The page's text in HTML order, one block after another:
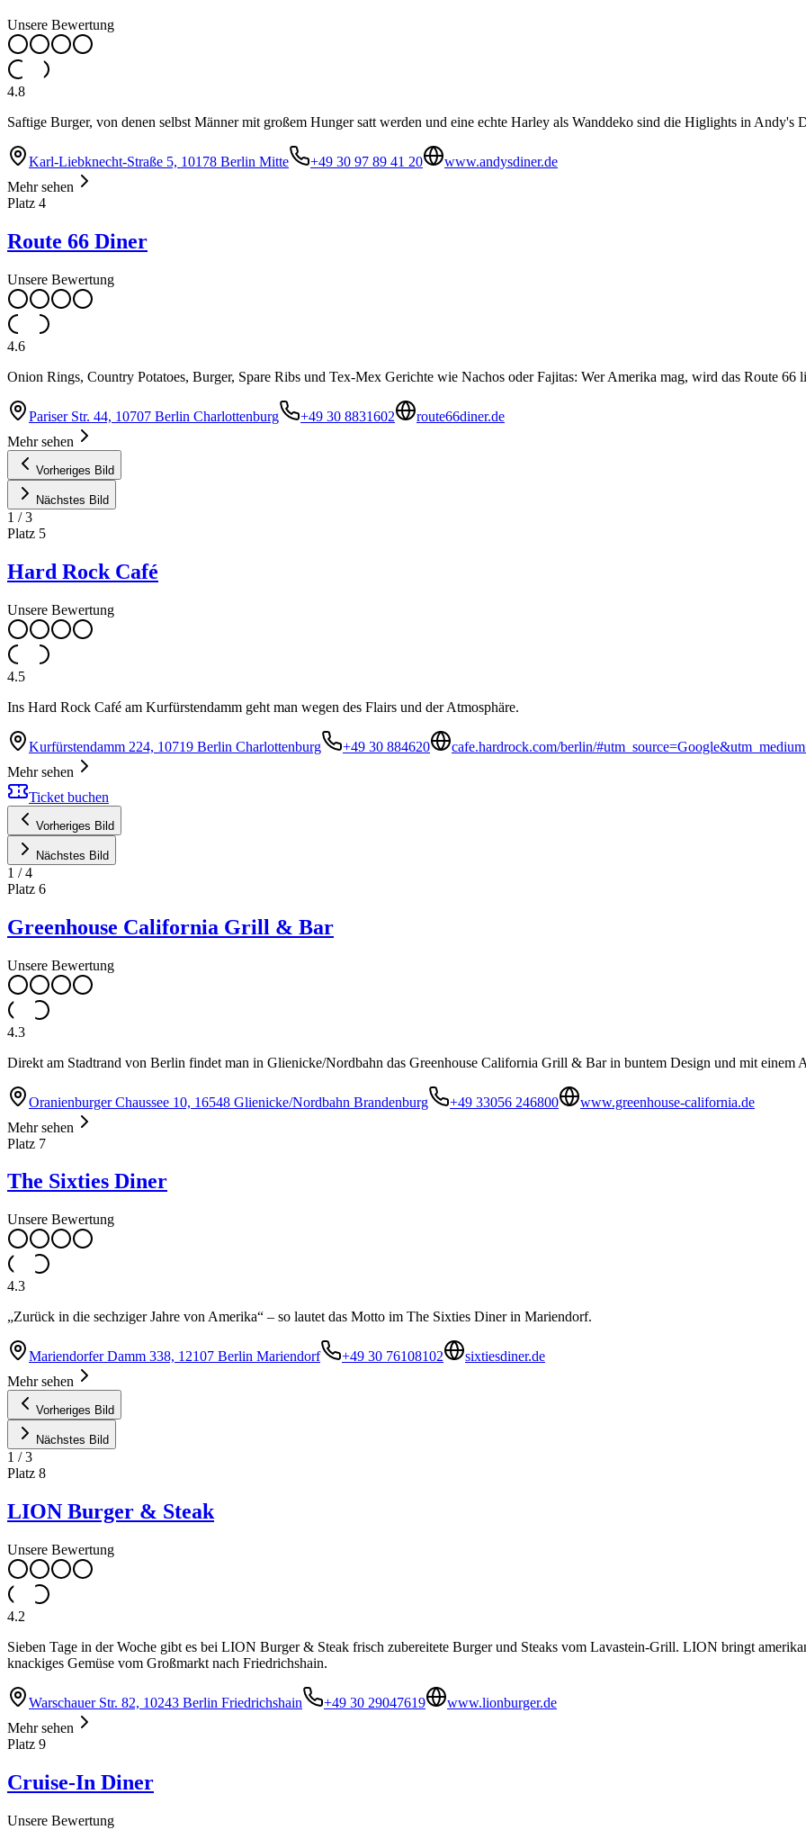
Unsere Bewertung
4.8
Saftige Burger, von denen selbst Männer mit großem Hunger satt werden und eine echte Harley als Wanddeko sind die Higlights in Andy's
Karl-Liebknecht-Straße 5, 10178 Berlin Mitte +49 30 97 89 41 20
www.andysdiner.de
Mehr sehen
Platz 4
Route 66 Diner
Unsere Bewertung
4.6
Onion Rings, Country Potatoes, Burger, Spare Ribs und Tex-Mex Gerichte wie Nachos oder Fajitas: Wer Amerika mag, wird das Route 66
Pariser Str. 44, 10707 Berlin Charlottenburg +49 30 8831602
route66diner.de
Mehr sehen
Vorheriges Bild
Nächstes Bild
1 /3
Platz 5
Hard Rock Café
Unsere Bewertung
4.5
Ins Hard Rock Café am Kurfürstendamm geht man wegen des Flairs und der Atmosphäre.
Kurfürstendamm 224, 10719 Berlin Charlottenburg +49 30 884620
cafe.hardrock.com/berlin/
Mehr sehen
Ticket buchen
Vorheriges Bild
Nächstes Bild
1 /4
Platz 6
Greenhouse California Grill & Bar
Unsere Bewertung
4.3
Direkt am Stadtrand von Berlin findet man in Glienicke/Nordbahn das Greenhouse California Grill & Bar in buntem Design und mit einem
Oranienburger Chaussee 10, 16548 Glienicke/Nordbahn Brandenburg +49 33056 246800
www.greenhouse-california.de
Mehr sehen
Platz 7
The Sixties Diner
Unsere Bewertung
4.3
„Zurück in die sechziger Jahre von Amerika“ – so lautet das Motto im The Sixties Diner in Mariendorf.
Mariendorfer Damm 338, 12107 Berlin Mariendorf +49 30 76108102
sixtiesdiner.de
Mehr sehen
Vorheriges Bild
Nächstes Bild
1 /3
Platz 8
LION Burger & Steak
Unsere Bewertung
4.2
Sieben Tage in der Woche gibt es bei LION Burger & Steak frisch zubereitete Burger und Steaks vom Lavastein-Grill. LION bringt
knackiges Gemüse vom Großmarkt nach Friedrichshain.
Warschauer Str. 82, 10243 Berlin Friedrichshain +49 30 29047619
www.lionburger.de
Mehr sehen
Platz 9
Cruise-In Diner
Unsere Bewertung